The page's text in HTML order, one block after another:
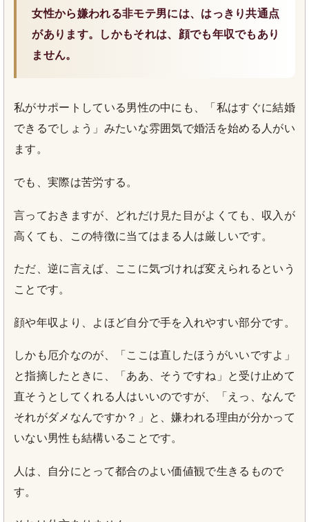
女性から嫌われる非モテ男には、はっきり共通点
があります。しかもそれは、顔でも年収でもあり
ません。
私がサポートしている男性の中にも、「私はすぐに結婚
できるでしょう」みたいな雰囲気で婚活を始める人がい
ます。
でも、実際は苦労する。
言っておきますが、どれだけ見た目がよくても、収入が
高くても、この特徴に当てはまる人は厳しいです。
ただ、逆に言えば、ここに気づければ変えられるという
ことです。
顔や年収より、よほど自分で手を入れやすい部分です。
しかも厄介なのが、「ここは直したほうがいいですよ」
と指摘したときに、「ああ、そうですね」と受け止めて
直そうとしてくれる人はいいのですが、「えっ、なんで
それがダメなんですか？」と、嫌われる理由が分かって
いない男性も結構いることです。
人は、自分にとって都合のよい価値観で生きるもので
す。